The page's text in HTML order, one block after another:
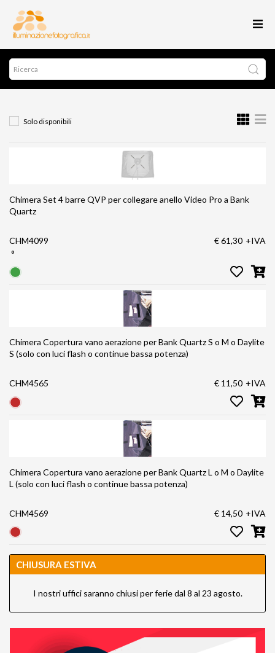
Solo disponibili
Chimera Set 4 barre QVP per collegare anello Video Pro a Bank
Quartz
CHM4099
°
€ 61,30 +IVA
Chimera Copertura vano aerazione per Bank Quartz S o M o Daylite
S (solo con luci flash o continue bassa potenza)
CHM4565 € 11,50 +IVA
Chimera Copertura vano aerazione per Bank Quartz L o M o Daylite
L (solo con luci flash o continue bassa potenza)
CHM4569 € 14,50 +IVA
CHIUSURA ESTIVA
I nostri uffici saranno chiusi per ferie dal 8 al 23 agosto.